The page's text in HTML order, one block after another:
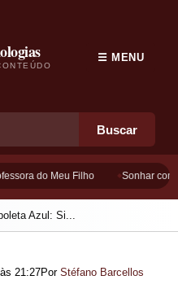
Buscar
☰ MENU
do Meu Filho Sonhar com
Azul: Si...
21:27Por Stéfano Barcellos